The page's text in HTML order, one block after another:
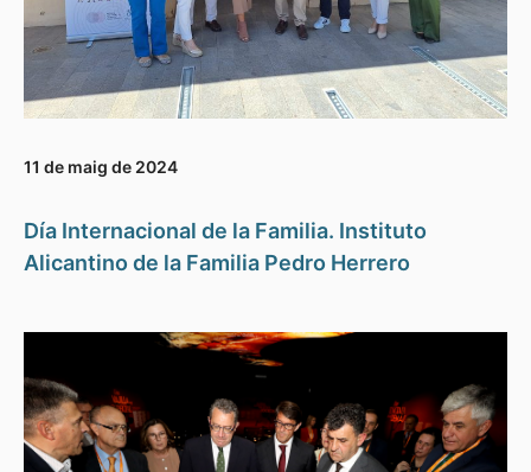
11 de maig de 2024
Día Internacional de la Familia. Instituto
Alicantino de la Familia Pedro Herrero